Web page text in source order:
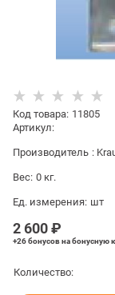
Код товара: 11805
Артикул:
Производитель :
Вес: 0 кг.
Ед. измерения: шт
2 600 ₽
+26 бонусовна бонусную
Количество: